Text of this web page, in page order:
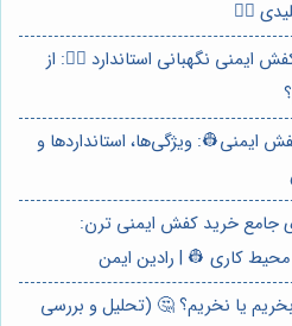
ایمنی نگهبانی استاندارد 👷‍♂️: از
ایمنی👷: ویژگی‌ها، استانداردها و
جامع خرید کفش ایمنی ترن:
کاری 👷 | رادین ایمن
یا نخریم؟ 🤔 (تحلیل و بررسی